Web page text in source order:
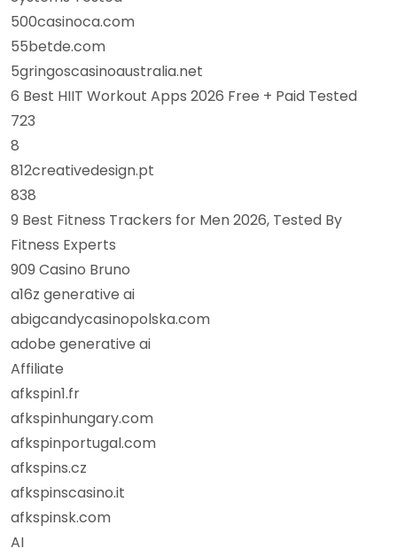
500casinoca.com
55betde.com
5gringoscasinoaustralia.net
6 Best HIIT Workout Apps 2026 Free + Paid Tested
723
8
812creativedesign.pt
838
9 Best Fitness Trackers for Men 2026, Tested By
Fitness Experts
909 Casino Bruno
a16z generative ai
abigcandycasinopolska.com
adobe generative ai
Affiliate
afkspin1.fr
afkspinhungary.com
afkspinportugal.com
afkspins.cz
afkspinscasino.it
afkspinsk.com
AI